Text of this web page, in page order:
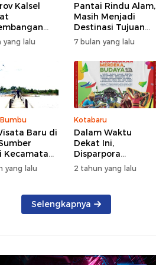
Kalsel
Targetkan
Kunjungan
yang lalu
Pantai Rindu Alam,
Masih Menjadi
Destinasi Tujuan
Wisata di Tanah
Bumbu dengan
Rindangnya Pohon
Pinus
7 bulan yang lalu
Baru di
Kecamatan
Bintang
yang lalu
Kotabaru
Dalam Waktu
Dekat Ini,
Disparpora
Kotabaru Bakal
Menggelar Festival
2024
2 tahun yang lalu
Selengkapnya